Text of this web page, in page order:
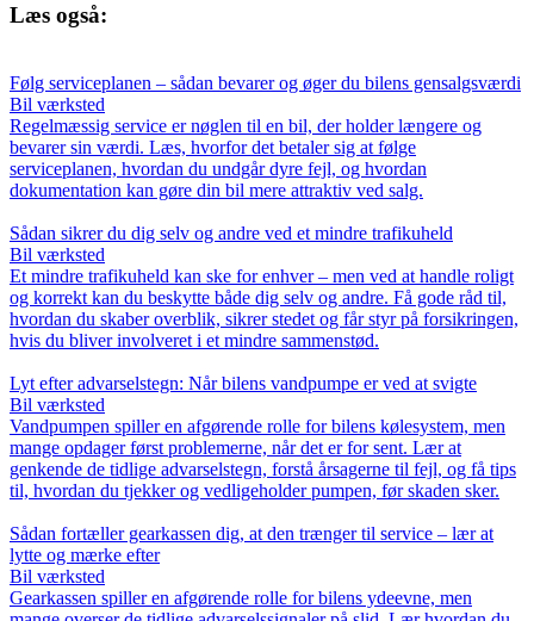
Læs også:
Følg serviceplanen – sådan bevarer og øger du bilens gensalgsværdi
Bil værksted
Regelmæssig service er nøglen til en bil, der holder længere og
bevarer sin værdi. Læs, hvorfor det betaler sig at følge
serviceplanen, hvordan du undgår dyre fejl, og hvordan
dokumentation kan gøre din bil mere attraktiv ved salg.
Sådan sikrer du dig selv og andre ved et mindre trafikuheld
Bil værksted
Et mindre trafikuheld kan ske for enhver – men ved at handle roligt
og korrekt kan du beskytte både dig selv og andre. Få gode råd til,
hvordan du skaber overblik, sikrer stedet og får styr på forsikringen,
hvis du bliver involveret i et mindre sammenstød.
Lyt efter advarselstegn: Når bilens vandpumpe er ved at svigte
Bil værksted
Vandpumpen spiller en afgørende rolle for bilens kølesystem, men
mange opdager først problemerne, når det er for sent. Lær at
genkende de tidlige advarselstegn, forstå årsagerne til fejl, og få tips
til, hvordan du tjekker og vedligeholder pumpen, før skaden sker.
Sådan fortæller gearkassen dig, at den trænger til service – lær at
lytte og mærke efter
Bil værksted
Gearkassen spiller en afgørende rolle for bilens ydeevne, men